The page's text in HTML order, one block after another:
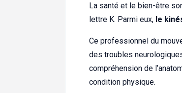
La santé et le bien-être
lettre K. Parmi eux, le
Ce professionnel du
des troubles
compréhension de
condition physique.